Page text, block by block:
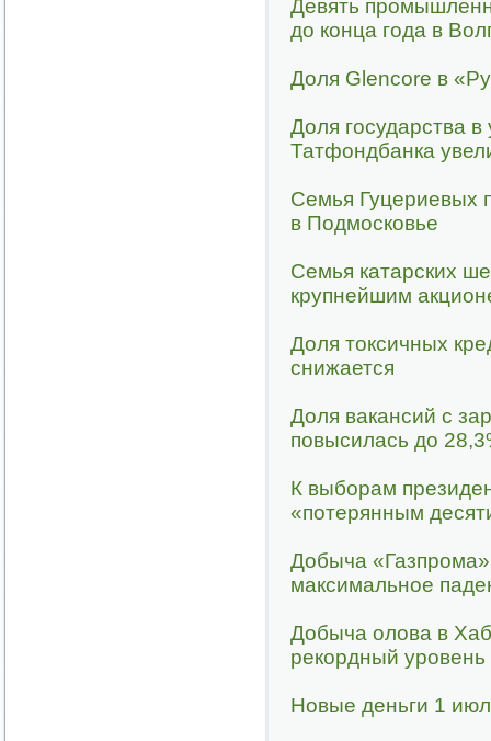
Девять
до конца года в
Доля Glencore в
Доля государства
Татфондбанка
Семья Гуцериевых
в Подмосковье
Семья катарских
крупнейшим
Доля токсичных
снижается
Доля вакансий с
повысилась до
К выборам
«потерянным
Добыча
максимальное
Добыча олова в
рекордный уровень
Новые деньги 1